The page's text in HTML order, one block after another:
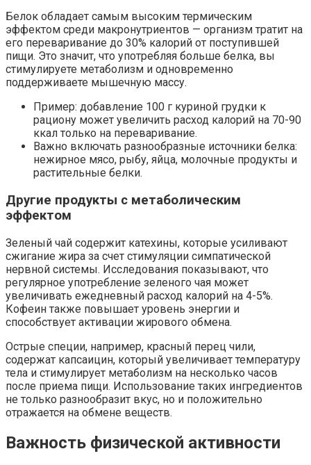
Белок обладает самым высоким термическим
эффектом среди макронутриентов — организм тратит на
его переваривание до 30% калорий от поступившей
пищи. Это значит, что употребляя больше белка, вы
стимулируете метаболизм и одновременно
поддерживаете мышечную массу.
Пример: добавление 100 г куриной грудки к
рациону может увеличить расход калорий на 70-90
ккал только на переваривание.
Важно включать разнообразные источники белка:
нежирное мясо, рыбу, яйца, молочные продукты и
растительные белки.
Другие продукты с метаболическим
эффектом
Зеленый чай содержит катехины, которые усиливают
сжигание жира за счет стимуляции симпатической
нервной системы. Исследования показывают, что
регулярное употребление зеленого чая может
увеличивать ежедневный расход калорий на 4-5%.
Кофеин также повышает уровень энергии и
способствует активации жирового обмена.
Острые специи, например, красный перец чили,
содержат капсаицин, который увеличивает температуру
тела и стимулирует метаболизм на несколько часов
после приема пищи. Использование таких ингредиентов
не только разнообразит вкус, но и положительно
отражается на обмене веществ.
Важность физической активности